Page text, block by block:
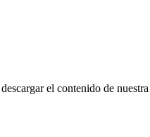
el contenido de